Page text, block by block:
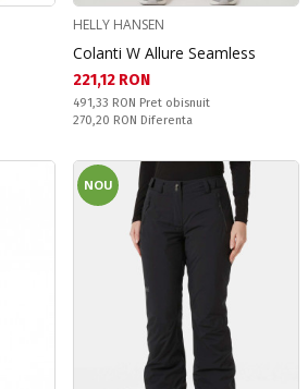
HELLY HANSEN
Colanti W Allure Seamless
Текуща цена:
221,12 RON
Pret obisnuit:
491,33 RON Pret obisnuit
Спестявате:
270,20 RON Diferenta
NOU